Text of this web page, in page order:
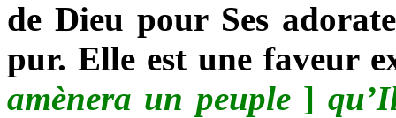
de Dieu pour Ses
pur. Elle est une faveur
amènera un peuple ]